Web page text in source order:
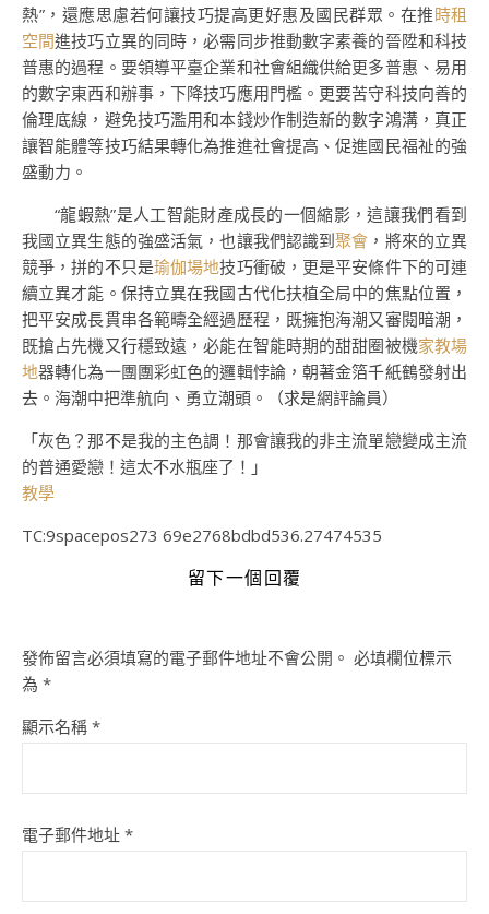
熱”，還應思慮若何讓技巧提高更好惠及國民群眾。在推時租
空間進技巧立異的同時，必需同步推動數字素養的晉陞和科技
普惠的過程。要領導平臺企業和社會組織供給更多普惠、易用
的數字東西和辦事，下降技巧應用門檻。更要苦守科技向善的
倫理底線，避免技巧濫用和本錢炒作制造新的數字鴻溝，真正
讓智能體等技巧結果轉化為推進社會提高、促進國民福祉的強
盛動力。
“龍蝦熱”是人工智能財產成長的一個縮影，這讓我們看到
我國立異生態的強盛活氣，也讓我們認識到聚會 ，將來的立異
競爭，拼的不只是瑜伽場地技巧衝破，更是平安條件下的可連
續立異才能。保持立異在我國古代化扶植全局中的焦點位置，
把平安成長貫串各範疇全經過歷程，既擁抱海潮又審閱暗潮，
既搶占先機又行穩致遠，必能在智能時期的甜甜圈被機家教場
地器轉化為一團團彩虹色的邏輯悖論，朝著金箔千紙鶴發射出
去。海潮中把準航向、勇立潮頭。（求是網評論員）
「灰色？那不是我的主色調！那會讓我的非主流單戀變成主流
的普通愛戀！這太不水瓶座了！」
教學
TC:9spacepos273 69e2768bdbd536.27474535
留下一個回覆
發佈留言必須填寫的電子郵件地址不會公開。 必填欄位標示
為 *
顯示名稱 *
電子郵件地址 *